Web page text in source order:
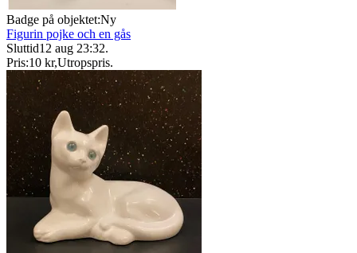
Badge på objektet:Ny
Figurin pojke och en gås
Sluttid12 aug 23:32.
Pris:10 kr,Utropspris.